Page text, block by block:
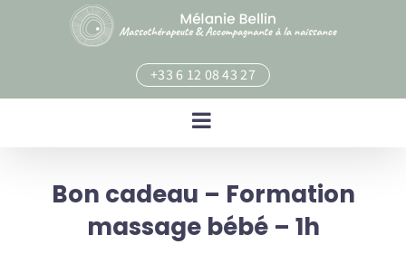
+33 6 12 08 43 27
Bon cadeau – Formation
massage bébé – 1h